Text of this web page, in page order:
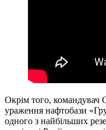
Окрім того, командувач
ураження нафтобази
одного з найбільших